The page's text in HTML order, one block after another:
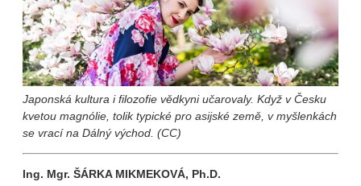
Japonská kultura i filozofie vědkyni učarovaly. Když v Česku
kvetou magnólie, tolik typické pro asijské země, v myšlenkách
se vrací na Dálný východ. (CC)
Ing. Mgr. ŠÁRKA MIKMEKOVÁ, Ph.D.